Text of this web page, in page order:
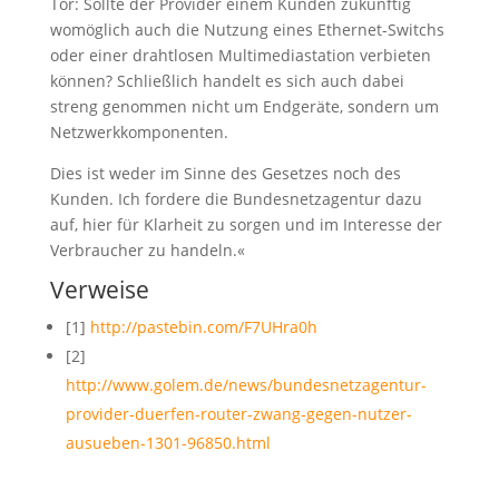
womöglich auch die Nutzung eines Ethernet-Switchs
oder einer drahtlosen Multimediastation verbieten
können? Schließlich handelt es sich auch dabei
streng genommen nicht um Endgeräte, sondern um
Netzwerkkomponenten.
Dies ist weder im Sinne des Gesetzes noch des
Kunden. Ich fordere die Bundesnetzagentur dazu
auf, hier für Klarheit zu sorgen und im Interesse der
Verbraucher zu handeln.«
Verweise
[1] http://pastebin.com/F7UHra0h
[2]
http://www.golem.de/news/bundesnetzagentur-
provider-duerfen-router-zwang-gegen-nutzer-
ausueben-1301-96850.html